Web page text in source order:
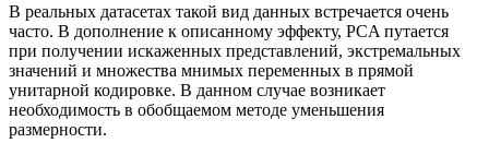
В реальных датасетах такой вид данных встречается очень
часто. В дополнение к описанному эффекту, PCA путается
при получении искаженных представлений, экстремальных
значений и множества мнимых переменных в прямой
унитарной кодировке. В данном случае возникает
необходимость в обобщаемом методе уменьшения
размерности.